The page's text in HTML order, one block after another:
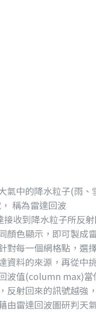
氣中的降水粒子(雨、
稱為雷達回波
收到降水粒子所反
顏色顯示，即可製成
對每一個網格點，選
資料的來源，再從中
波值(column max)當
反射回來的訊號越強
由雷達回波圖研判天